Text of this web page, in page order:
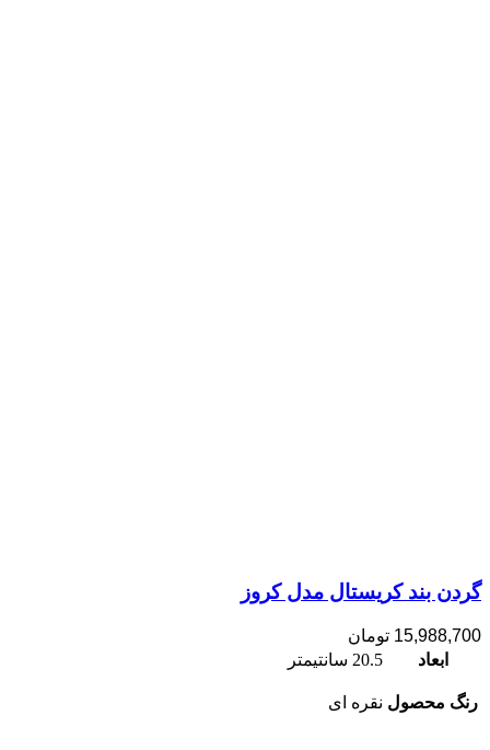
گردن بند کریستال مدل کروز
15,988,700 تومان
ابعاد
20.5 سانتیمتر
رنگ محصول نقره ای